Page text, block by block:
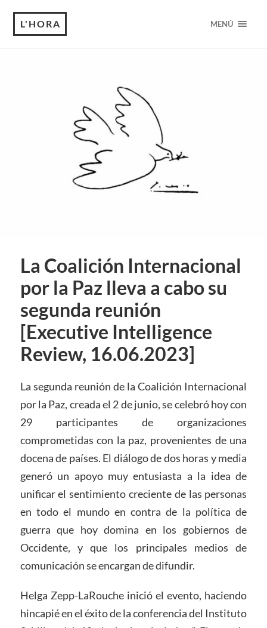
L'HORA MENÚ
La Coalición Internacional
por la Paz lleva a cabo su
segunda reunión
[Executive Intelligence
Review, 16.06.2023]
La segunda reunión de la Coalición Internacional
por la Paz, creada el 2 de junio, se celebró hoy con
29 participantes de organizaciones
comprometidas con la paz, provenientes de una
docena de países. El diálogo de dos horas y media
generó un apoyo muy entusiasta a la idea de
unificar el sentimiento creciente de las personas
en todo el mundo en contra de la política de
guerra que hoy domina en los gobiernos de
Occidente, y que los principales medios de
comunicación se encargan de difundir.
Helga Zepp-LaRouche inició el evento, haciendo
hincapié en el éxito de la conferencia del Instituto